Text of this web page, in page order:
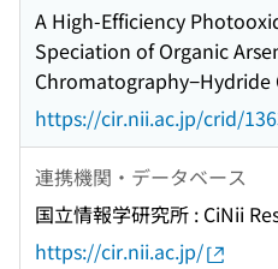
A High-Efficiency
Speciation of Organic
Chromatography−Hydride
https://cir.nii.ac.jp/crid/
連携機関・データベース
国立情報学研究所 : CiNii
https://cir.nii.ac.jp/